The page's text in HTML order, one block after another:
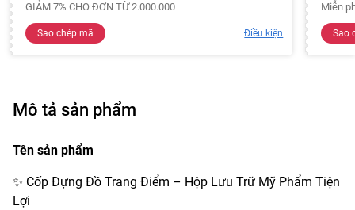
GIẢM 7% CHO ĐƠN TỪ 2.000.000
Sao chép mã Điều kiện
Miễn
Sao
Mô tả sản phẩm
Tên sản phẩm
✨ Cốp Đựng Đồ Trang Điểm – Hộp Lưu Trữ Mỹ Phẩm Tiện
Lợi